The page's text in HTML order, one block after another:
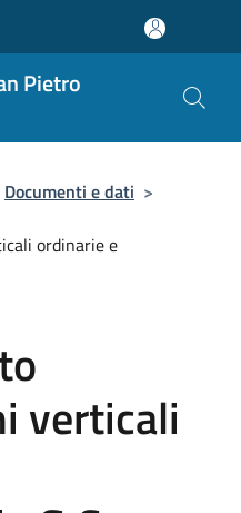
Pietro
Documenti e dati >
ordinarie e
verticali